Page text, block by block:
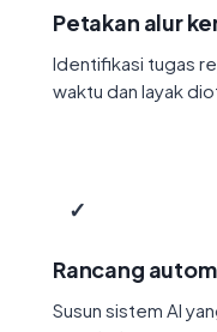
Petakan alur
Identifikasi tugas
waktu dan layak
✓
Rancang
Susun sistem AI